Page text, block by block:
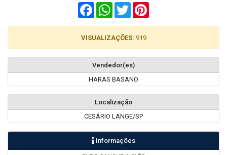
FacebookWhatsApp
Twitter
VISUALIZAÇÕES: 919
Vendedor(es)
HARAS BASANO
Localização
CESÁRIO LANGE/SP
Informações